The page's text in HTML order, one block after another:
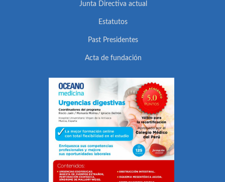
Junta Directiva actual
Estatutos
Past Presidentes
Acta de fundación